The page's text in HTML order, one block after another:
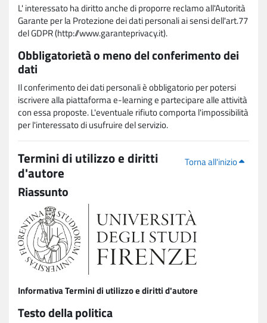
L' interessato ha diritto anche di proporre reclamo all'Autorità
Garante per la Protezione dei dati personali ai sensi dell'art.77
del GDPR (http://www.garanteprivacy.it).
Obbligatorietà o meno del conferimento dei
dati
Il conferimento dei dati personali è obbligatorio per potersi
iscrivere alla piattaforma e-learning e partecipare alle attività
con essa proposte. L'eventuale rifiuto comporta l'impossibilità
per l'interessato di usufruire del servizio.
Torna all'inizio
Termini di utilizzo e diritti
d'autore
Riassunto
Informativa Termini di utilizzo e diritti d'autore
Testo della politica